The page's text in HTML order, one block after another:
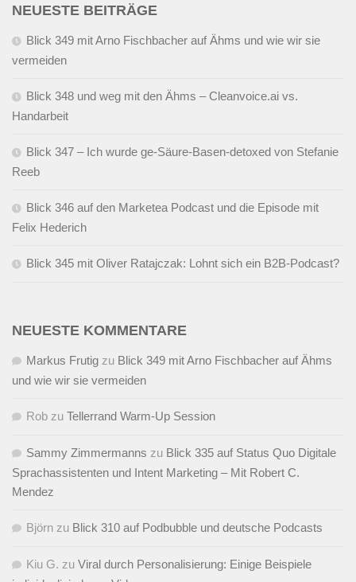
NEUESTE BEITRÄGE
Blick 349 mit Arno Fischbacher auf Ähms und wie wir sie
vermeiden
Blick 348 und weg mit den Ähms – Cleanvoice.ai vs.
Handarbeit
Blick 347 – Ich wurde ge-Säure-Basen-detoxed von Stefanie
Reeb
Blick 346 auf den Marketea Podcast und die Episode mit
Felix Hederich
Blick 345 mit Oliver Ratajczak: Lohnt sich ein B2B-Podcast?
NEUESTE KOMMENTARE
Markus Frutig zu Blick 349 mit Arno Fischbacher auf Ähms
und wie wir sie vermeiden
Rob zu Tellerrand Warm-Up Session
Sammy Zimmermanns zu Blick 335 auf Status Quo Digitale
Sprachassistenten und Intent Marketing – Mit Robert C.
Mendez
Björn zu Blick 310 auf Podbubble und deutsche Podcasts
Kiu G. zu Viral durch Personalisierung: Einige Beispiele